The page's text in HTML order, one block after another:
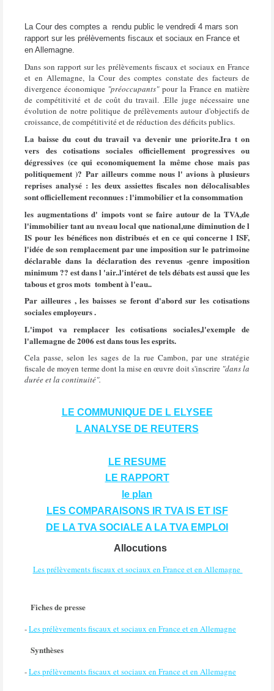
La Cour des comptes a rendu public le vendredi 4 mars son
rapport sur les prélèvements fiscaux et sociaux en France et
en Allemagne.
Dans son rapport sur les prélèvements fiscaux et sociaux en France
et en Allemagne, la Cour des comptes constate des facteurs de
divergence économique "préoccupants"pour la France en matière
de compétitivité et de coût du travail. .Elle juge nécessaire une
évolution de notre politique de prélèvements autour d'objectifs de
croissance, de compétitivité et de réduction des déficits publics.
La baisse du cout du travail va devenir une priorite.Ira t on
vers des cotisations sociales officiellement progressives ou
dégressives (ce qui economiquement la même chose mais pas
politiquement )? Par ailleurs comme nous l' avions à plusieurs
reprises analysé : les deux assiettes fiscales non délocalisables
sont officiellement reconnues : l'immobilier et la consommation
les augmentations d' impots vont se faire autour de la TVA,de
l'immobilier tant au nveau local que national,une diminution de l
IS pour les bénéfices non distribués et en ce qui concerne l ISF,
l'idée de son remplacement par une imposition sur le patrimoine
déclarable dans la déclaration des revenus -genre imposition
minimum ?? est dans l 'air..l'intéret de tels débats est aussi que les
tabous et gros mots tombent à l'eau..
Par ailleures , les baisses se feront d'abord sur les cotisations
sociales employeurs .
L'impot va remplacer les cotisations sociales,l'exemple de
l'allemagne de 2006 est dans tous les esprits.
Cela passe, selon les sages de la rue Cambon, par une stratégie
fiscale de moyen terme dont la mise en œuvre doit s'inscrire "dans la
durée et la continuité".
LE COMMUNIQUE DE L ELYSEE
L ANALYSE DE REUTERS
LE RESUME
LE RAPPORT
le plan
LES COMPARAISONS IR TVA IS ET ISF
DE LA TVA SOCIALE A LA TVA EMPLOI
Allocutions
Les prélèvements fiscaux et sociaux en France et en Allemagne
Fiches de presse
-Les prélèvements fiscaux et sociaux en France et en Allemagne
Synthèses
-Les prélèvements fiscaux et sociaux en France et en Allemagne